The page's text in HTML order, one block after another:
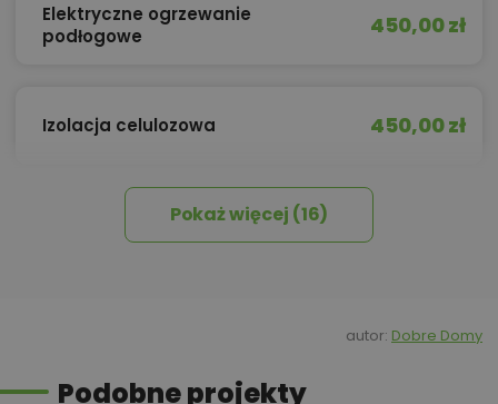
Elektryczne ogrzewanie
podłogowe
450,00 zł
Izolacja celulozowa 450,00 zł
Kredyt hipoteczny z operatem za
450,00 zł
Pokaż więcej (16)
autor: Dobre Domy
Podobne projekty